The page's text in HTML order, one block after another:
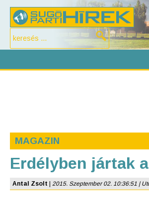
MAGAZIN
Erdélyben jártak
Antal Zsolt 2015. Szeptember 02. 10:36:51 |